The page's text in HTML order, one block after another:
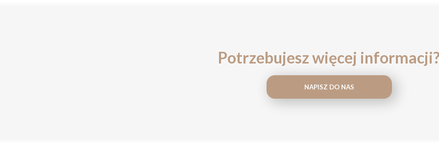
Potrzebujesz więcej
NAPISZ DO NAS